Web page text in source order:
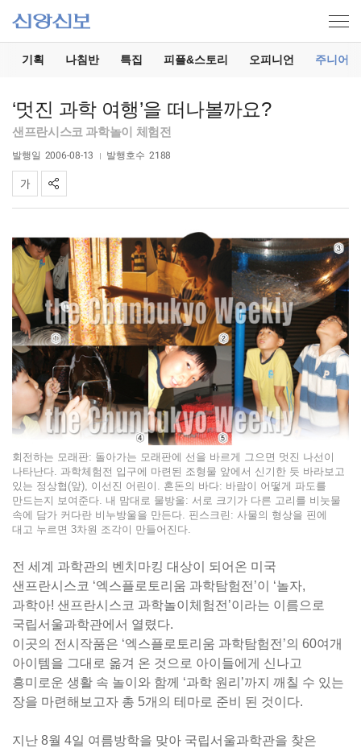
기획 나침반 특집 피플&스토리 오피니언 주니어
‘멋진 과학 여행’을 떠나볼까요?
샌프란시스코 과학놀이 체험전
발행일 2006-08-13 발행호수 2188
회전하는 모래판: 돌아가는 모래판에 선을 바르게 그으면 멋진 나선이
나타난다. 과학체험전 입구에 마련된 조형물 앞에서 신기한 듯 바라보고
있는 정상협(앞), 이선진 어린이. 혼돈의 바다: 바람이 어떻게 파도를
만드는지 보여준다. 내 맘대로 물방울: 서로 크기가 다른 고리를 비눗물
속에 담가 커다란 비누방울을 만든다. 핀스크린: 사물의 형상을 핀에
대고 누르면 3차원 조각이 만들어진다.
전 세계 과학관의 벤치마킹 대상이 되어온 미국
샌프란시스코 ‘엑스플로토리움 과학탐험전’이 ‘놀자,
과학아! 샌프란시스코 과학놀이체험전’이라는 이름으로
국립서울과학관에서 열렸다.
이곳의 전시작품은 ‘엑스플로토리움 과학탐험전’의 60여개
아이템을 그대로 옮겨 온 것으로 아이들에게 신나고
흥미로운 생활 속 놀이와 함께 ‘과학 원리’까지 깨칠 수 있는
장을 마련해보고자 총 5개의 테마로 준비 된 것이다.
지난 8월 4일 여름방학을 맞아 국립서울과학관을 찾은